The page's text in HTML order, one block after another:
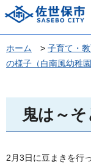
佐世保市
ホーム > 子育て・
の様子（白南風幼稚園
鬼は～
2月3日に豆まきを行